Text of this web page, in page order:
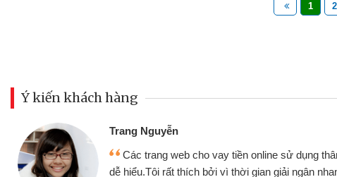
1 2
Ý kiến khách hàng
dụng thân thiện,
nhanh chóng
Mình cần tiền gấp nên
nhưng thật may đã có gói